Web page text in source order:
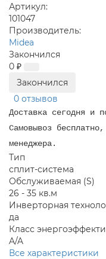
Артикул:
101047
Производитель:
Midea
Закончился
0 ₽
Закончился
0 отзывов
Доставка сегодня и
Самовывоз
менеджера.
Тип
сплит-система
Обслуживаемая (S)
26 - 35 кв.м
Инверторная
да
Класс
A/A
Все характеристики